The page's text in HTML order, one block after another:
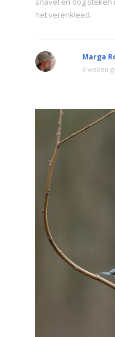
het verenkleed.
Marga
4 weken